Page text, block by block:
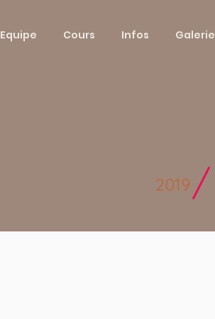
Equipe Cours Infos Galerie
2019 /